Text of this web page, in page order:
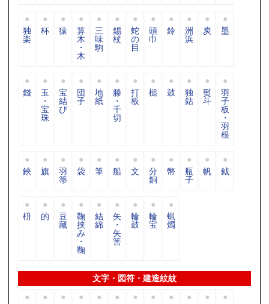
独
楽
杯 猿 算
木
・
木
三
味
駒
錫
杖
蛇
の
目
頭
巾
鈴 洲
浜
炭 墨
錢 玉
・
宝
珠
宝
結
び
団
子
地
紙
滕
・
千
切
打
板
槌 鼓 独
鈷
熨
斗
羽
子
板
・
羽
根
鋏 旗 羽
箒
袋 筆 船 文 分
銅
幣 瓶
子
帆 鉞
枡 的 豆
藏
鞠
挟
み
・
鞠
結
綿
矢
・
矢
筈
輪
鼓
輪
宝
蝋
燭
文字・図符・建造紋紋